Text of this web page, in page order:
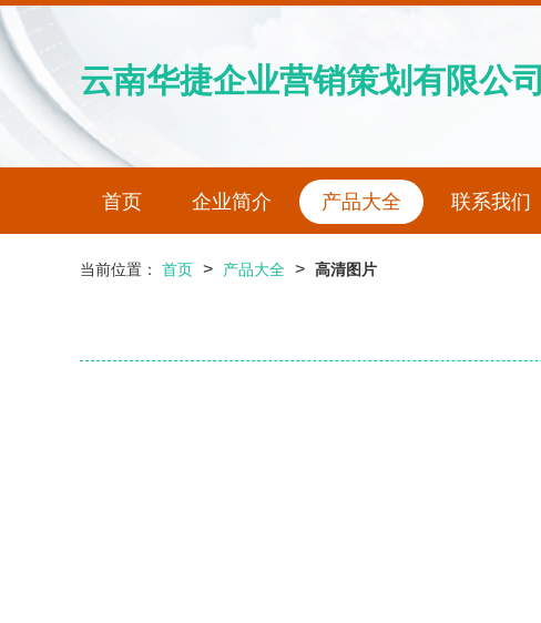
云南华捷企业营销策划有限公司
首页 企业简介 产品大全 联系我们
当前位置： 首页 > 产品大全 > 高清图片